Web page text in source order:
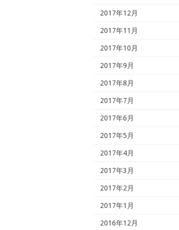
2017年12月
2017年11月
2017年10月
2017年9月
2017年8月
2017年7月
2017年6月
2017年5月
2017年4月
2017年3月
2017年2月
2017年1月
2016年12月